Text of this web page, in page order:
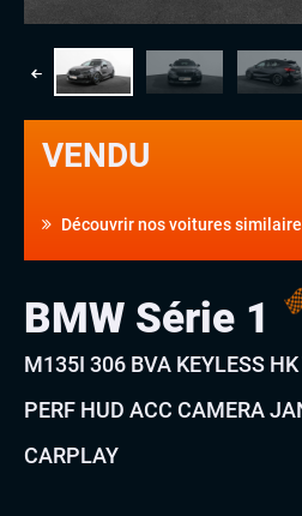
VENDU
Découvrir nos voitures
BMW Série 1
M135I 306 BVA KEYLESS HK
PERF HUD ACC CAMERA
CARPLAY